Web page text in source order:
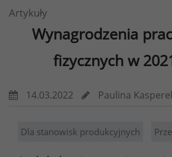
Artykuły
Wynagrodzenia
fizycznych w
14.03.2022 Paulina
Dla stanowisk produkcyjnych